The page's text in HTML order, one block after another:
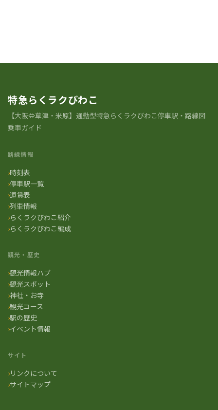
特急らくラクびわこ
【大阪⇔草津・米原】通勤型特急らくラクびわこ停車駅・路線図
乗車ガイド
路線情報
時刻表
停車駅一覧
運賃表
列車情報
らくラクびわこ紹介
らくラクびわこ編成
観光・歴史
観光情報ハブ
観光スポット
神社・お寺
観光コース
駅の歴史
イベント情報
サイト
リンクについて
サイトマップ